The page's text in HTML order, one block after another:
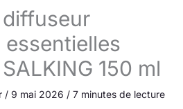
essentielles
150 ml
/ 9 mai 2026 / 7 minutes de lecture